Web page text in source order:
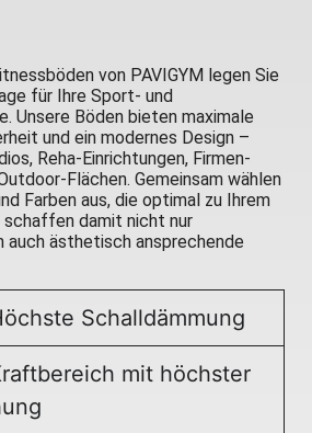
von PAVIGYM legen Sie
für Ihre Sport- und
Unsere Böden bieten maximale
und ein modernes Design –
Reha-Einrichtungen, Firmen-
Flächen. Gemeinsam wählen
Farben aus, die optimal zu Ihrem
schaffen damit nicht nur
auch ästhetisch ansprechende
Schalldämmung
mit höchster